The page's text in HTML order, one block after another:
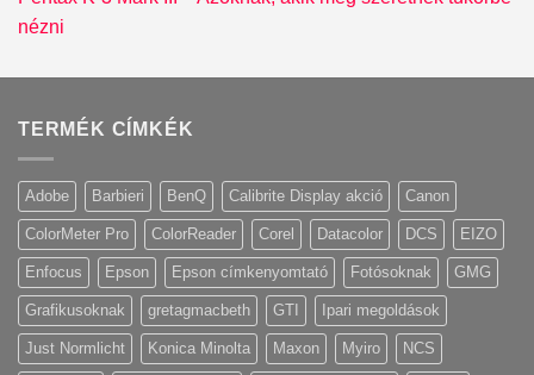
nézni
TERMÉK CÍMKÉK
Adobe Barbieri BenQ Calibrite Display akció Canon
ColorMeter Pro ColorReader Corel Datacolor DCS EIZO
Enfocus Epson Epson címkenyomtató Fotósoknak GMG
Grafikusoknak gretagmacbeth GTI Ipari megoldások
Just Normlicht Konica Minolta Maxon Myiro NCS